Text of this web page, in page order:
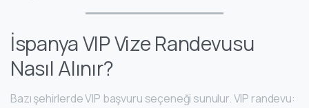
İspanya VIP Vize Randevusu
Nasıl Alınır?
Bazı şehirlerde VIP başvuru seçeneği sunulur. VIP randevu: